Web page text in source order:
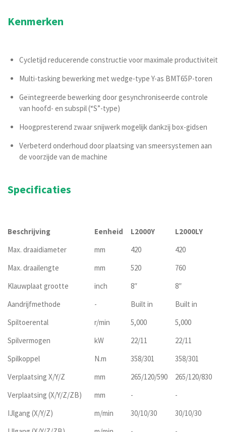
Kenmerken
Cycletijd reducerende constructie voor maximale productiviteit
Multi-tasking bewerking met wedge-type Y-as BMT65P-toren
Geïntegreerde bewerking door gesynchroniseerde controle
van hoofd- en subspil (“S”-type)
Hoogpresterend zwaar snijwerk mogelijk dankzij box-gidsen
Verbeterd onderhoud door plaatsing van smeersystemen aan
de voorzijde van de machine
Specificaties
Beschrijving Eenheid L2000Y L2000LY
Max. draaidiameter
mm 420 420
Max. draailengte
mm 520 760
Klauwplaat grootte
inch 8″ 8″
Aandrijfmethode
- Built in Built in
Spiltoerental
r/min 5,000 5,000
Spilvermogen
kW 22/11 22/11
Spilkoppel
N.m 358/301 358/301
Verplaatsing X/Y/Z
mm 265/120/590 265/120/830
Verplaatsing (X/Y/Z/ZB)
mm - -
IJlgang (X/Y/Z)
m/min 30/10/30 30/10/30